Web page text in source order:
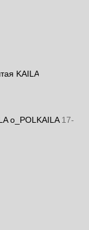
KAILA